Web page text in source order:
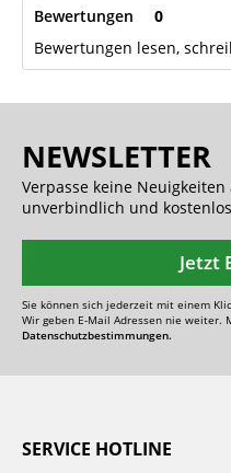
Bewertungen
0
Bewertungen lesen,
NEWSLETTER
Verpasse keine
unverbindlich und
Jetzt
Sie können sich jederzeit mit einem
Wir geben E-Mail Adressen nie weiter.
Datenschutzbestimmungen.
SERVICE HOTLINE